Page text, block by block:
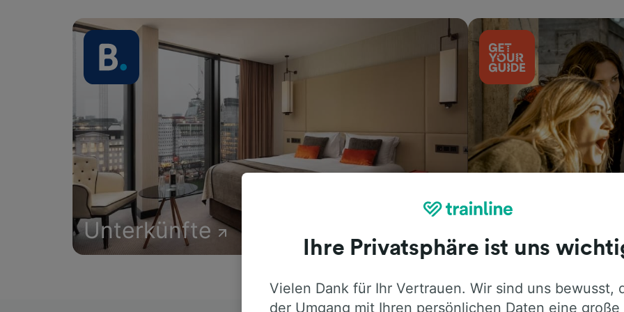
Unterkünfte
Ihre Privatsphäre ist uns
Vielen Dank für Ihr Vertrauen. Wir sind uns bewusst,
der Umgang mit Ihren persönlichen Daten eine große